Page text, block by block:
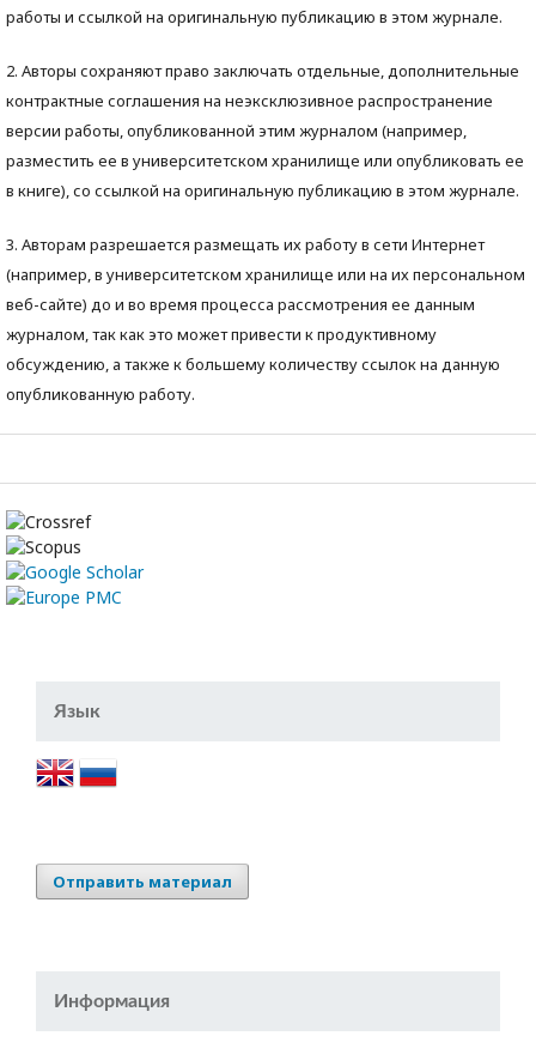
работы и ссылкой на оригинальную публикацию в этом журнале.
2. Авторы сохраняют право заключать отдельные, дополнительные
контрактные соглашения на неэксклюзивное распространение
версии работы, опубликованной этим журналом (например,
разместить ее в университетском хранилище или опубликовать ее
в книге), со ссылкой на оригинальную публикацию в этом журнале.
3. Авторам разрешается размещать их работу в сети Интернет
(например, в университетском хранилище или на их персональном
веб-сайте) до и во время процесса рассмотрения ее данным
журналом, так как это может привести к продуктивному
обсуждению, а также к большему количеству ссылок на данную
опубликованную работу.
Язык
Отправить материал
Информация